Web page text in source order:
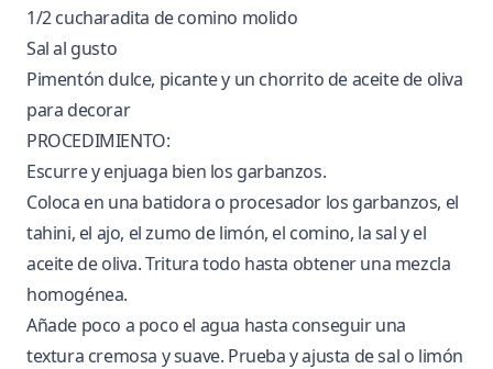
1/2 cucharadita de comino molido
Sal al gusto
Pimentón dulce, picante y un chorrito de aceite de oliva
para decorar
PROCEDIMIENTO:
Escurre y enjuaga bien los garbanzos.
Coloca en una batidora o procesador los garbanzos, el
tahini, el ajo, el zumo de limón, el comino, la sal y el
aceite de oliva. Tritura todo hasta obtener una mezcla
homogénea.
Añade poco a poco el agua hasta conseguir una
textura cremosa y suave. Prueba y ajusta de sal o limón